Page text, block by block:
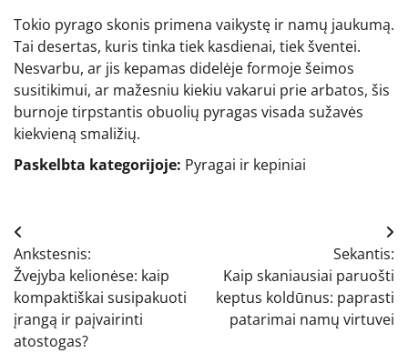
Tokio pyrago skonis primena vaikystę ir namų jaukumą.
Tai desertas, kuris tinka tiek kasdienai, tiek šventei.
Nesvarbu, ar jis kepamas didelėje formoje šeimos
susitikimui, ar mažesniu kiekiu vakarui prie arbatos, šis
burnoje tirpstantis obuolių pyragas visada sužavės
kiekvieną smaližių.
Paskelbta kategorijoje: Pyragai ir kepiniai
Navigacija
tarp
įrašų
Ankstesnis:
Žvejyba kelionėse: kaip
kompaktiškai susipakuoti
įrangą ir paįvairinti
atostogas?
Sekantis:
Kaip skaniausiai paruošti
keptus koldūnus: paprasti
patarimai namų virtuvei